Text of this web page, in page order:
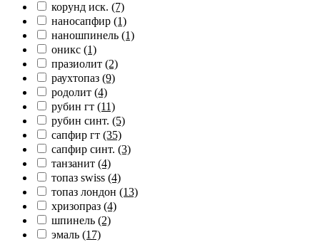
корунд иск. (7)
наносапфир (1)
наношпинель (1)
оникс (1)
празиолит (2)
раухтопаз (9)
родолит (4)
рубин гт (11)
рубин синт. (5)
сапфир гт (35)
сапфир синт. (3)
танзанит (4)
топаз swiss (4)
топаз лондон (13)
хризопраз (4)
шпинель (2)
эмаль (17)